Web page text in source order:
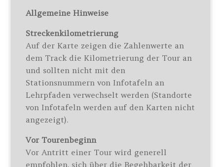
Allgemeine Hinweise
Streckenkilometrierung
Auf der Karte zeigen die Zahlenwerte an
dem Track die Kilometrierung der Tour an
und sollten nicht mit den
Stationsnummern von Infotafeln an
Lehrpfaden verwechselt werden (Standorte
von Infotafeln werden auf den Karten nicht
angezeigt).
Vor Tourenbeginn
Vor Antritt einer Tour wird generell
empfohlen, sich über die Begehbarkeit der